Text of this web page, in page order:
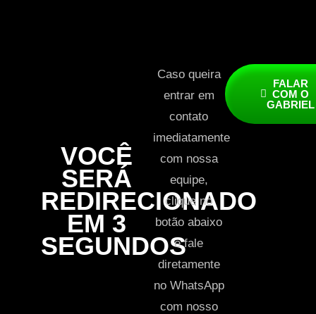
VOCÊ
SERÁ
REDIRECIONADO
EM 3
SEGUNDOS
Caso queira
entrar em
contato
imediatamente
com nossa
equipe,
clique no
botão abaixo
e fale
diretamente
no WhatsApp
com nosso
FALAR
COM O
GABRIEL